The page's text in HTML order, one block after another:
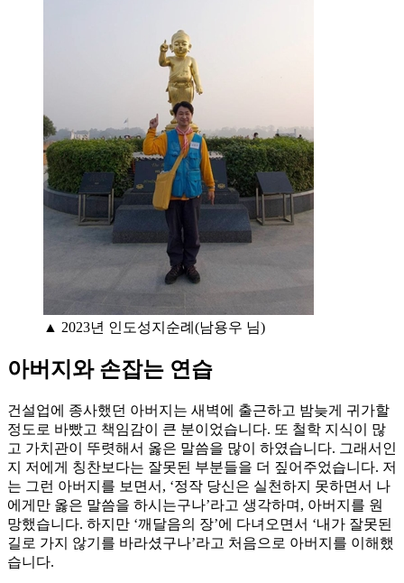
▲ 2023년 인도성지순례(남용우 님)
아버지와 손잡는 연습
건설업에 종사했던 아버지는 새벽에 출근하고 밤늦게 귀가할
정도로 바빴고 책임감이 큰 분이었습니다. 또 철학 지식이 많
고 가치관이 뚜렷해서 옳은 말씀을 많이 하였습니다. 그래서인
지 저에게 칭찬보다는 잘못된 부분들을 더 짚어주었습니다. 저
는 그런 아버지를 보면서, ‘정작 당신은 실천하지 못하면서 나
에게만 옳은 말씀을 하시는구나’라고 생각하며, 아버지를 원
망했습니다. 하지만 ‘깨달음의 장’에 다녀오면서 ‘내가 잘못된
길로 가지 않기를 바라셨구나’라고 처음으로 아버지를 이해했
습니다.